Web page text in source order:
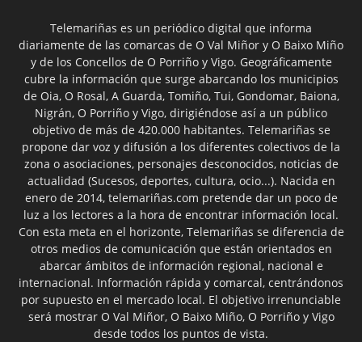
Telemariñas es un periódico digital que informa
diariamente de las comarcas de O Val Miñor y O Baixo Miño
y de los Concellos de O Porriño y Vigo. Geográficamente
cubre la información que surge abarcando los municipios
de Oia, O Rosal, A Guarda, Tomiño, Tui, Gondomar, Baiona,
Nigrán, O Porriño y Vigo, dirigiéndose así a un público
objetivo de más de 420.000 habitantes. Telemariñas se
propone dar voz y difusión a los diferentes colectivos de la
zona o asociaciones, personajes desconocidos, noticias de
actualidad (Sucesos, deportes, cultura, ocio...). Nacida en
enero de 2014, telemariñas.com pretende dar un poco de
luz a los lectores a la hora de encontrar información local.
Con esta meta en el horizonte, Telemariñas se diferencia de
otros medios de comunicación que están orientados en
abarcar ámbitos de información regional, nacional e
internacional. Información rápida y comarcal, centrándonos
por supuesto en el mercado local. El objetivo irrenunciable
será mostrar O Val Miñor, O Baixo Miño, O Porriño y Vigo
desde todos los puntos de vista.